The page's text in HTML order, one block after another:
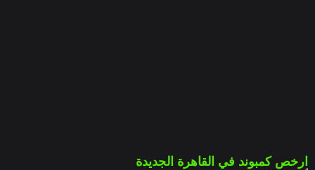
ارخص كمبوند في القاهرة الجديدة